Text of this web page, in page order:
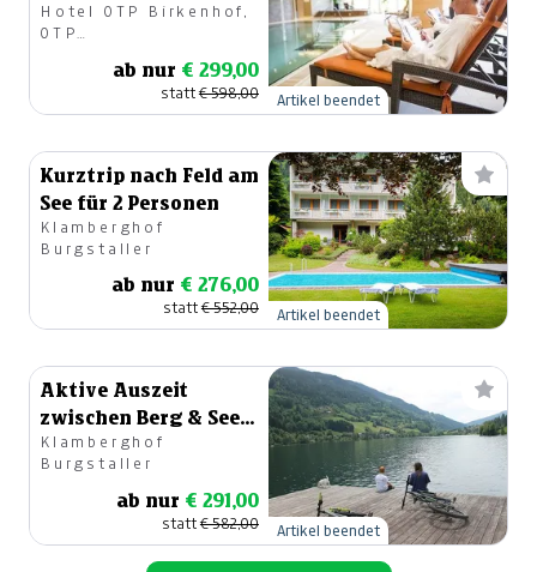
Birkenhof
Hotel OTP Birkenhof,
OTP
ab nur € 299,00
statt€ 598,00 Artikel beendet
Kurztrip nach Feld am
See für 2 Personen
Klamberghof
Burgstaller
ab nur € 276,00
statt€ 552,00 Artikel beendet
Aktive Auszeit
zwischen Berg & See
für 2 Personen
Klamberghof
Burgstaller
ab nur € 291,00
statt€ 582,00 Artikel beendet